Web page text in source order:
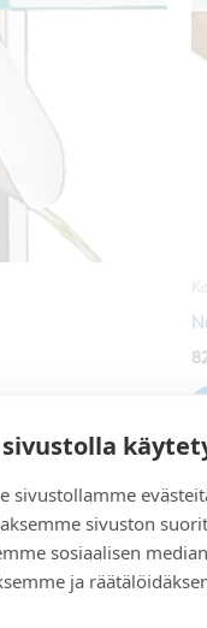
sivustollamme
sivuston
sosiaalisen
ja